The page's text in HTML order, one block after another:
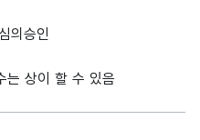
의승인
는 상이 할 수 있음